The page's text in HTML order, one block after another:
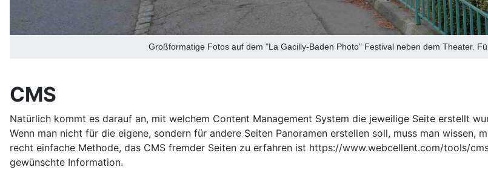
Großformatige Fotos auf dem "La Gacilly-Baden Photo" Festival neben dem Theater.
CMS
Natürlich kommt es darauf an, mit welchem Content Management System die jeweilige Seite erstellt
Wenn man nicht für die eigene, sondern für andere Seiten Panoramen erstellen soll, muss man
recht einfache Methode, das CMS fremder Seiten zu erfahren ist https://www.webcellent.com/tools/
gewünschte Information.